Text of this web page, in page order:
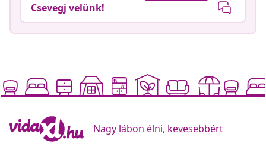
Csevegj velünk!
Nagy lábon élni, kevesebbért